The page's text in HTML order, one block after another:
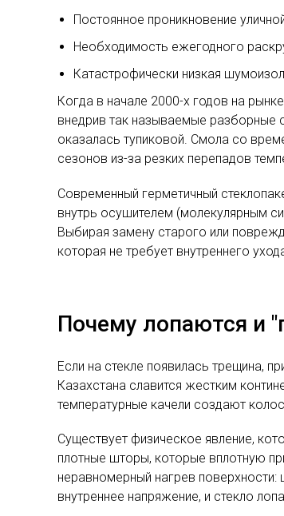
Постоянное проникновение
Необходимость ежегодного
Катастрофически низкая
Когда в начале 2000-х годов на
внедрив так называемые разборные
оказалась тупиковой. Смола со
сезонов из-за резких перепадов
Современный герметичный
внутрь осушителем (молекулярным
Выбирая замену старого или
которая не требует внутреннего
Почему лопаются и
Если на стекле появилась трещина,
Казахстана славится жестким
температурные качели создают
Существует физическое явление,
плотные шторы, которые вплотную
неравномерный нагрев поверхности:
внутреннее напряжение, и стекло